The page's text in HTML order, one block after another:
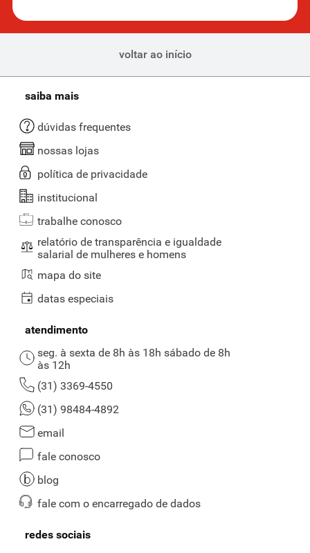
voltar ao início
saiba mais
dúvidas frequentes
nossas lojas
política de privacidade
institucional
trabalhe conosco
relatório de transparência e igualdade
salarial de mulheres e homens
mapa do site
datas especiais
atendimento
seg. à sexta de 8h às 18h sábado de 8h
às 12h
(31) 3369-4550
(31) 98484-4892
email
fale conosco
blog
fale com o encarregado de dados
redes sociais